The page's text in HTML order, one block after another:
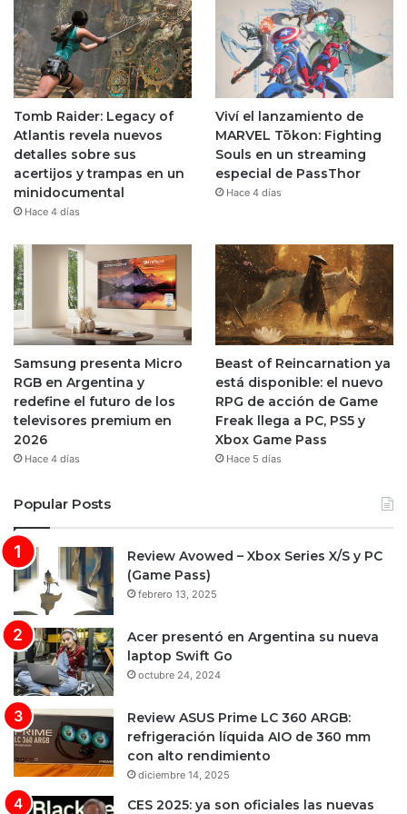
Tomb Raider: Legacy of
Atlantis revela nuevos
detalles sobre sus
acertijos y trampas en un
minidocumental
Hace 4 días
Viví el lanzamiento de
MARVEL Tōkon: Fighting
Souls en un streaming
especial de PassThor
Hace 4 días
Samsung presenta Micro
RGB en Argentina y
redefine el futuro de los
televisores premium en
2026
Hace 4 días
Beast of Reincarnation ya
está disponible: el nuevo
RPG de acción de Game
Freak llega a PC, PS5 y
Xbox Game Pass
Hace 5 días
Popular Posts
Review Avowed – Xbox Series X/S y PC
(Game Pass)
febrero 13, 2025
Acer presentó en Argentina su nueva
laptop Swift Go
octubre 24, 2024
Review ASUS Prime LC 360 ARGB:
refrigeración líquida AIO de 360 mm
con alto rendimiento
diciembre 14, 2025
CES 2025: ya son oficiales las nuevas